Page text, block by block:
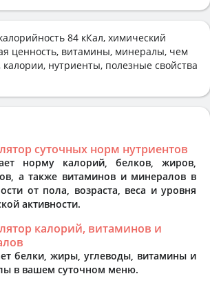
84 кКал, химический
ценность, витамины, минералы, чем
калории, нутриенты, полезные свойства
суточных норм нутриентов
норму калорий, белков, жиров,
а также витаминов и минералов в
от пола, возраста, веса и уровня
активности.
калорий, витаминов и
белки, жиры, углеводы, витамины и
в вашем суточном меню.